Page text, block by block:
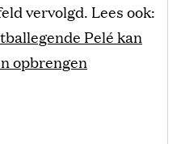
vervolgd. Lees ook:
Pelé kan
opbrengen